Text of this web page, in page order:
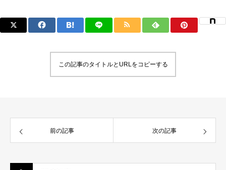
この記事のタイトルとURLをコピーする
前の記事 次の記事